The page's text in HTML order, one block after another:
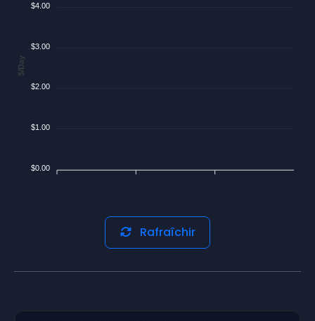
$4.00
$3.00
$2.00
$1.00
$0.00
$/Day
Rafraîchir